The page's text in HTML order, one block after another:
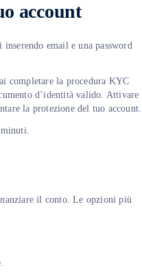
account
email e una password
completare la procedura KYC
d’identità valido. Attivare
la protezione del tuo account.
il conto. Le opzioni più